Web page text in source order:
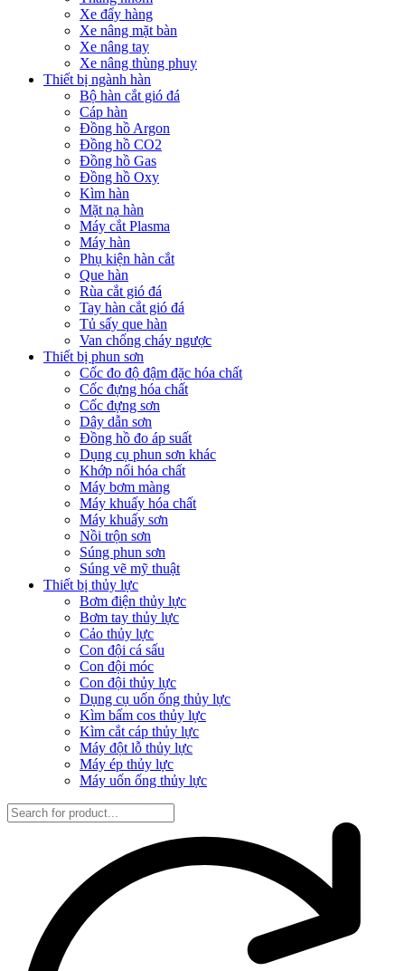
Xe đẩy hàng
Xe nâng mặt bàn
Xe nâng tay
Xe nâng thùng phuy
Thiết bị ngành hàn
Bộ hàn cắt gió đá
Cáp hàn
Đồng hồ Argon
Đồng hồ CO2
Đồng hồ Gas
Đồng hồ Oxy
Kìm hàn
Mặt nạ hàn
Máy cắt Plasma
Máy hàn
Phụ kiện hàn cắt
Que hàn
Rùa cắt gió đá
Tay hàn cắt gió đá
Tủ sấy que hàn
Van chống cháy ngược
Thiết bị phun sơn
Cốc đo độ đậm đặc hóa chất
Cốc đựng hóa chất
Cốc đựng sơn
Dây dẫn sơn
Đồng hồ đo áp suất
Dụng cụ phun sơn khác
Khớp nối hóa chất
Máy bơm màng
Máy khuấy hóa chất
Máy khuấy sơn
Nồi trộn sơn
Súng phun sơn
Súng vẽ mỹ thuật
Thiết bị thủy lực
Bơm điện thủy lực
Bơm tay thủy lực
Cảo thủy lực
Con đội cá sấu
Con đội móc
Con đội thủy lực
Dụng cụ uốn ống thủy lực
Kìm bấm cos thủy lực
Kìm cắt cáp thủy lực
Máy đột lỗ thủy lực
Máy ép thủy lực
Máy uốn ống thủy lực